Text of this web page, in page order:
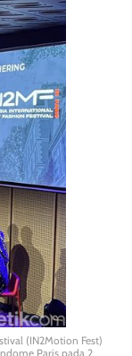
(IN2Motion Fest)
Paris pada 2